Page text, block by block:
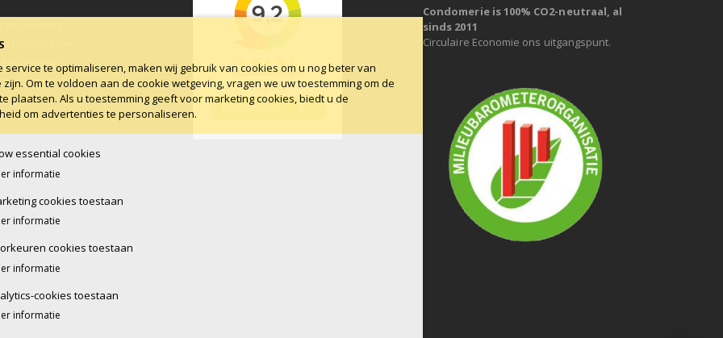
retourneren
Discretie
voorwaarden
Condomerie is 100% CO2-neutraal, al
sinds 2011
Circulaire Economie ons uitgangspunt.
service te optimaliseren, maken wij gebruik van cookies om u nog beter van
zijn. Om te voldoen aan de cookie wetgeving, vragen we uw toestemming om de
plaatsen. Als u toestemming geeft voor marketing cookies, biedt u de
om advertenties te personaliseren.
essential cookies
informatie
cookies toestaan
informatie
cookies toestaan
informatie
cookies toestaan
informatie